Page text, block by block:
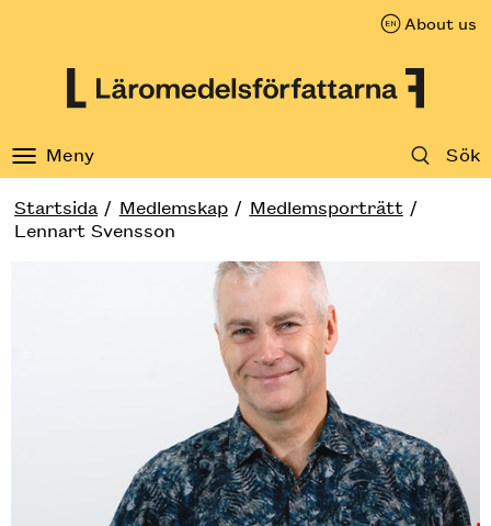
About us
Meny Sök
Startsida Medlemskap
Medlemsporträtt
Lennart Svensson